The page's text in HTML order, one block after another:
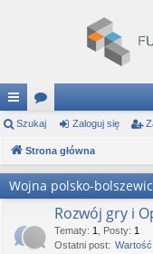
ię
ce
j
or
a
Szukaj Zaloguj się
Strona główna
Wojna polsko-
Rozwój gry i
Tematy: 1 Posty: 1
Ostatni post: